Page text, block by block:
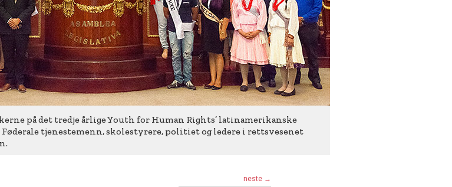
på det tredje årlige Youth for Human Rights’ latinamerikanske
tjenestemenn, skolestyrere, politiet og ledere i rettsvesenet
neste →